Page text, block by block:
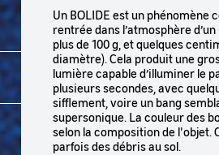
Un BOLIDE est un phénomène
rentrée dans l’atmosphère
plus de 100 g, et quelques
diamètre). Cela produit une
lumière capable d’illuminer le
plusieurs secondes, avec
sifflement, voire un bang
supersonique. La couleur des
selon la composition de l'objet.
parfois des débris au sol.